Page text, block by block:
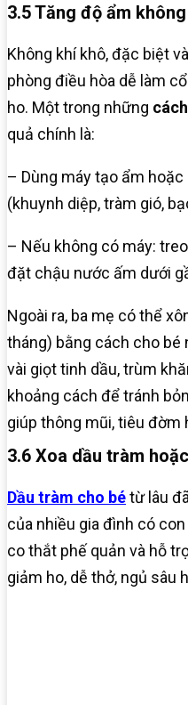
3.5 Tăng độ ẩm
Không khí khô, đặc biệt
phòng điều hòa dễ làm
ho. Một trong những
quả chính là:
– Dùng máy tạo ẩm
(khuynh diệp, tràm gió,
– Nếu không có máy:
đặt chậu nước ấm dưới
Ngoài ra, ba mẹ có thể
tháng) bằng cách cho bé
vài giọt tinh dầu, trùm
khoảng cách để tránh
giúp thông mũi, tiêu đờm
3.6 Xoa dầu tràm
Dầu tràm cho bétừ lâu
của nhiều gia đình có
co thắt phế quản và hỗ
giảm ho, dễ thở, ngủ sâu